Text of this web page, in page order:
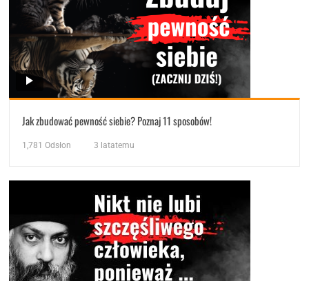
Jak zbudować pewność siebie? Poznaj 11 sposobów!
1,781 Odsłon 3 latatemu